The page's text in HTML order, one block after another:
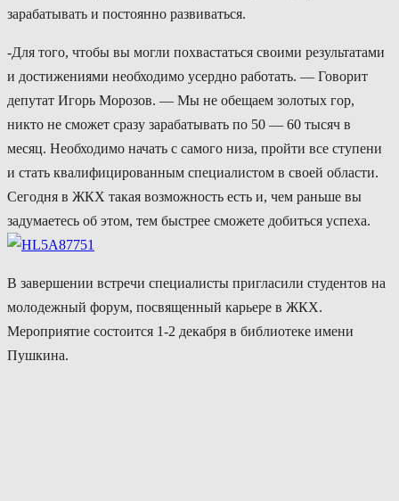
зарабатывать и постоянно развиваться.
-Для того, чтобы вы могли похвастаться своими результатами
и достижениями необходимо усердно работать. — Говорит
депутат Игорь Морозов. — Мы не обещаем золотых гор,
никто не сможет сразу зарабатывать по 50 — 60 тысяч в
месяц. Необходимо начать с самого низа, пройти все ступени
и стать квалифицированным специалистом в своей области.
Сегодня в ЖКХ такая возможность есть и, чем раньше вы
задумаетесь об этом, тем быстрее сможете добиться успеха.
В завершении встречи специалисты пригласили студентов на
молодежный форум, посвященный карьере в ЖКХ.
Мероприятие состоится 1-2 декабря в библиотеке имени
Пушкина.